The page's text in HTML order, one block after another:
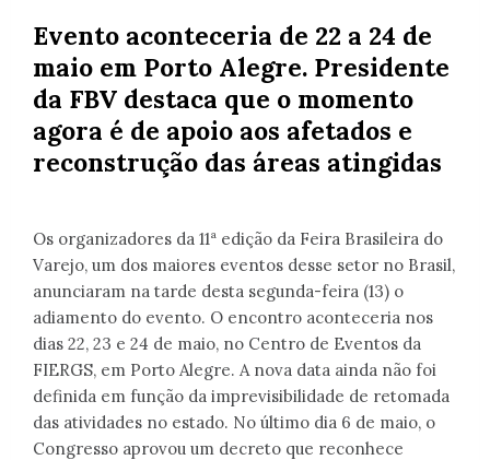
Evento aconteceria de 22 a 24 de
maio em Porto Alegre. Presidente
da FBV destaca que o momento
agora é de apoio aos afetados e
reconstrução das áreas atingidas
Os organizadores da 11ª edição da Feira Brasileira do
Varejo, um dos maiores eventos desse setor no Brasil,
anunciaram na tarde desta segunda-feira (13) o
adiamento do evento. O encontro aconteceria nos
dias 22, 23 e 24 de maio, no Centro de Eventos da
FIERGS, em Porto Alegre. A nova data ainda não foi
definida em função da imprevisibilidade de retomada
das atividades no estado. No último dia 6 de maio, o
Congresso aprovou um decreto que reconhece